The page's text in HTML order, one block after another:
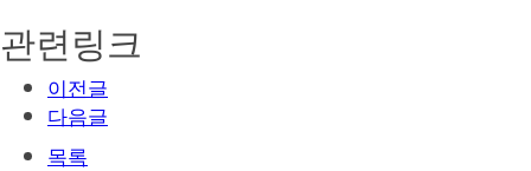
관련링크
이전글
다음글
목록